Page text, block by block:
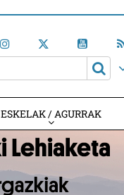
ESKELAK / AGURRAK